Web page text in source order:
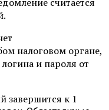
налоговом органе,
и пароля от
завершится к 1